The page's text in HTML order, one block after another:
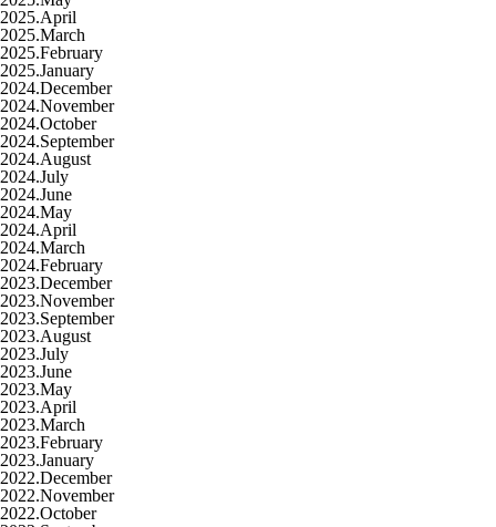
2025.April
2025.March
2025.February
2025.January
2024.December
2024.November
2024.October
2024.September
2024.August
2024.July
2024.June
2024.May
2024.April
2024.March
2024.February
2023.December
2023.November
2023.September
2023.August
2023.July
2023.June
2023.May
2023.April
2023.March
2023.February
2023.January
2022.December
2022.November
2022.October